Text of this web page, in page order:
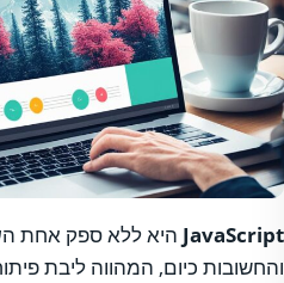
JavaScript היא ללא ספק אחת ה
והחשובות כיום, המהווה ליבת